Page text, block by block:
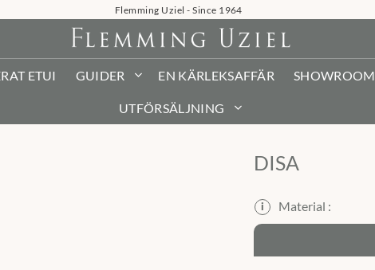
Flemming Uziel - Since 1964
ETUI GUIDER EN KÄRLEKSAFFÄR SHOWROOM
UTFÖRSÄLJNING
DISA
i